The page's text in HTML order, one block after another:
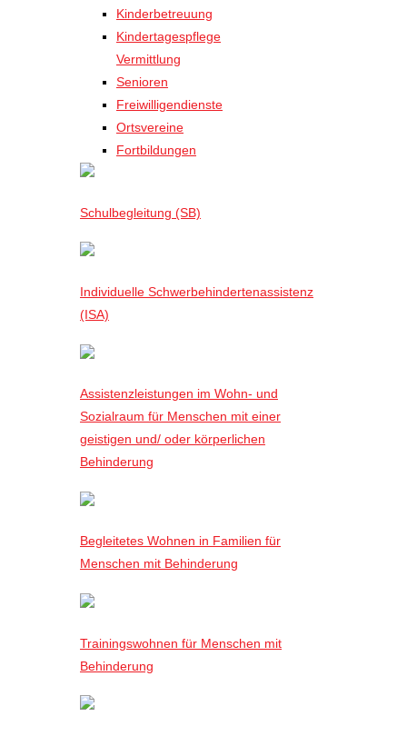
Kinderbetreuung
Kindertagespflege
Vermittlung
Senioren
Freiwilligendienste
Ortsvereine
Fortbildungen
Schulbegleitung (SB)
Individuelle Schwerbehindertenassistenz
(ISA)
Assistenzleistungen im Wohn- und
Sozialraum für Menschen mit einer
geistigen und/ oder körperlichen
Behinderung
Begleitetes Wohnen in Familien für
Menschen mit Behinderung
Trainingswohnen für Menschen mit
Behinderung